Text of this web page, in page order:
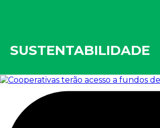
SUSTENTABILIDADE